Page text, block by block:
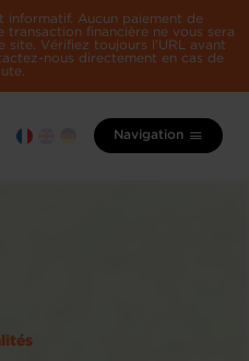
informatif. Aucun paiement de
financière ne vous sera
site. Vérifiez toujours l'URL avant
nous directement en cas de
Navigation